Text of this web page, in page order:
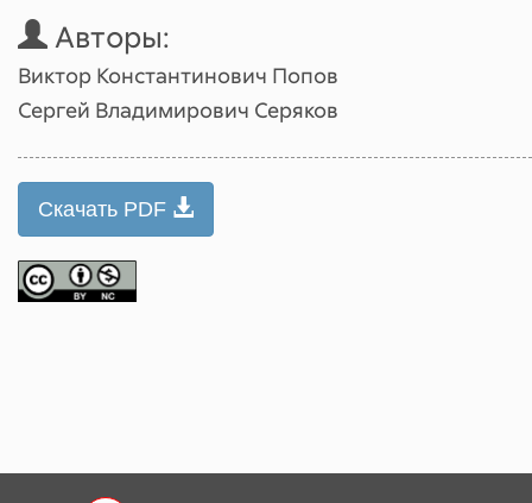
Авторы:
Виктор Константинович Попов
Сергей Владимирович Серяков
Скачать PDF